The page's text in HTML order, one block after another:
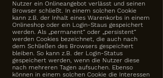
Nutzer ein Onlineangebot verlässt und seinen
Browser schließt. In einem solchen Cookie
kann z.B. der Inhalt eines Warenkorbs in einem
Onlineshop oder ein Login-Staus gespeichert
werden. Als „permanent“ oder „persistent“
werden Cookies bezeichnet, die auch nach
dem Schließen des Browsers gespeichert
bleiben. So kann z.B. der Login-Status
gespeichert werden, wenn die Nutzer diese
nach mehreren Tagen aufsuchen. Ebenso
können in einem solchen Cookie die Interessen